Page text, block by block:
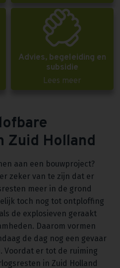
Advies, begeleiding en
subsidie
Lees meer
Zuid Holland
aan een bouwproject?
zeker van te zijn dat er
meer in de grond
toch nog tot ontploffing
de explosieven geraakt
Daarom vormen
de dag nog een gevaar
Voordat er tot de ruiming
in Zuid Holland